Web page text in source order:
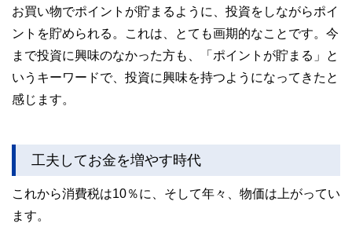
お買い物でポイントが貯まるように、投資をしながらポイ
ントを貯められる。これは、とても画期的なことです。今
まで投資に興味のなかった方も、「ポイントが貯まる」と
いうキーワードで、投資に興味を持つようになってきたと
感じます。
工夫してお金を増やす時代
これから消費税は10％に、そして年々、物価は上がってい
ます。